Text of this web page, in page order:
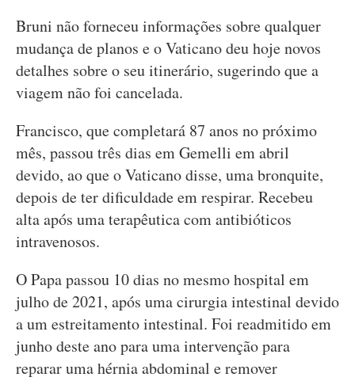
Bruni não forneceu informações sobre qualquer
mudança de planos e o Vaticano deu hoje novos
detalhes sobre o seu itinerário, sugerindo que a
viagem não foi cancelada.
Francisco, que completará 87 anos no próximo
mês, passou três dias em Gemelli em abril
devido, ao que o Vaticano disse, uma bronquite,
depois de ter dificuldade em respirar. Recebeu
alta após uma terapêutica com antibióticos
intravenosos.
O Papa passou 10 dias no mesmo hospital em
julho de 2021, após uma cirurgia intestinal devido
a um estreitamento intestinal. Foi readmitido em
junho deste ano para uma intervenção para
reparar uma hérnia abdominal e remover